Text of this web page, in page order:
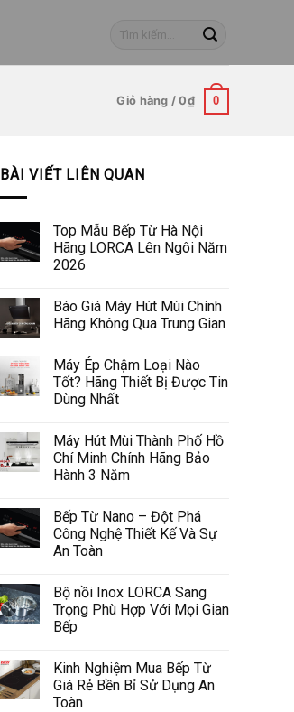
Tìm
Giỏ hàng /0₫ 0
BÀI VIẾT LIÊN QUAN
Top Mẫu Bếp Từ Hà Nội
Hãng LORCA Lên Ngôi Năm
2026
Báo Giá Máy Hút Mùi Chính
Hãng Không Qua Trung Gian
Máy Ép Chậm Loại Nào
Tốt? Hãng Thiết Bị Được Tin
Dùng Nhất
Máy Hút Mùi Thành Phố Hồ
Chí Minh Chính Hãng Bảo
Hành 3 Năm
Bếp Từ Nano – Đột Phá
Công Nghệ Thiết Kế Và Sự
An Toàn
Bộ nồi Inox LORCA Sang
Trọng Phù Hợp Với Mọi Gian
Bếp
Kinh Nghiệm Mua Bếp Từ
Giá Rẻ Bền Bỉ Sử Dụng An
Toàn